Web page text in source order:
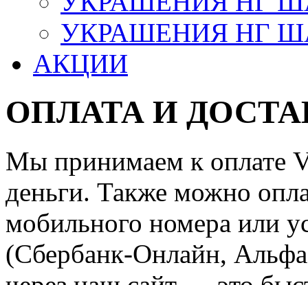
УКРАШЕНИЯ НГ
АКЦИИ
ОПЛАТА И
Мы принимаем к оплате
деньги. Также можно
мобильного номера или
(Сбербанк-Онлайн,